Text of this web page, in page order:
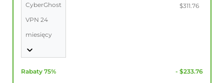
CyberGhost
VPN 24
miesięcy
$311.76
Rabaty 75% - $233.76